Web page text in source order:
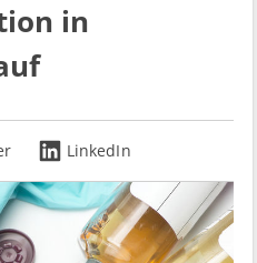
in
LinkedIn